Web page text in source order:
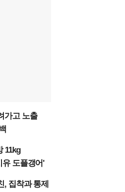
가고 노출
11kg
유 도플갱어'
, 집착과 통제